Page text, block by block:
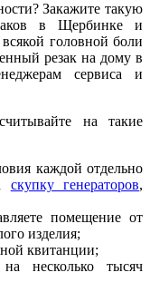
Закажите такую
в Щербинке и
головной боли
резак на дому в
сервиса и
на такие
каждой отдельно
скупку генераторов,
помещение от
изделия;
квитанции;
несколько тысяч